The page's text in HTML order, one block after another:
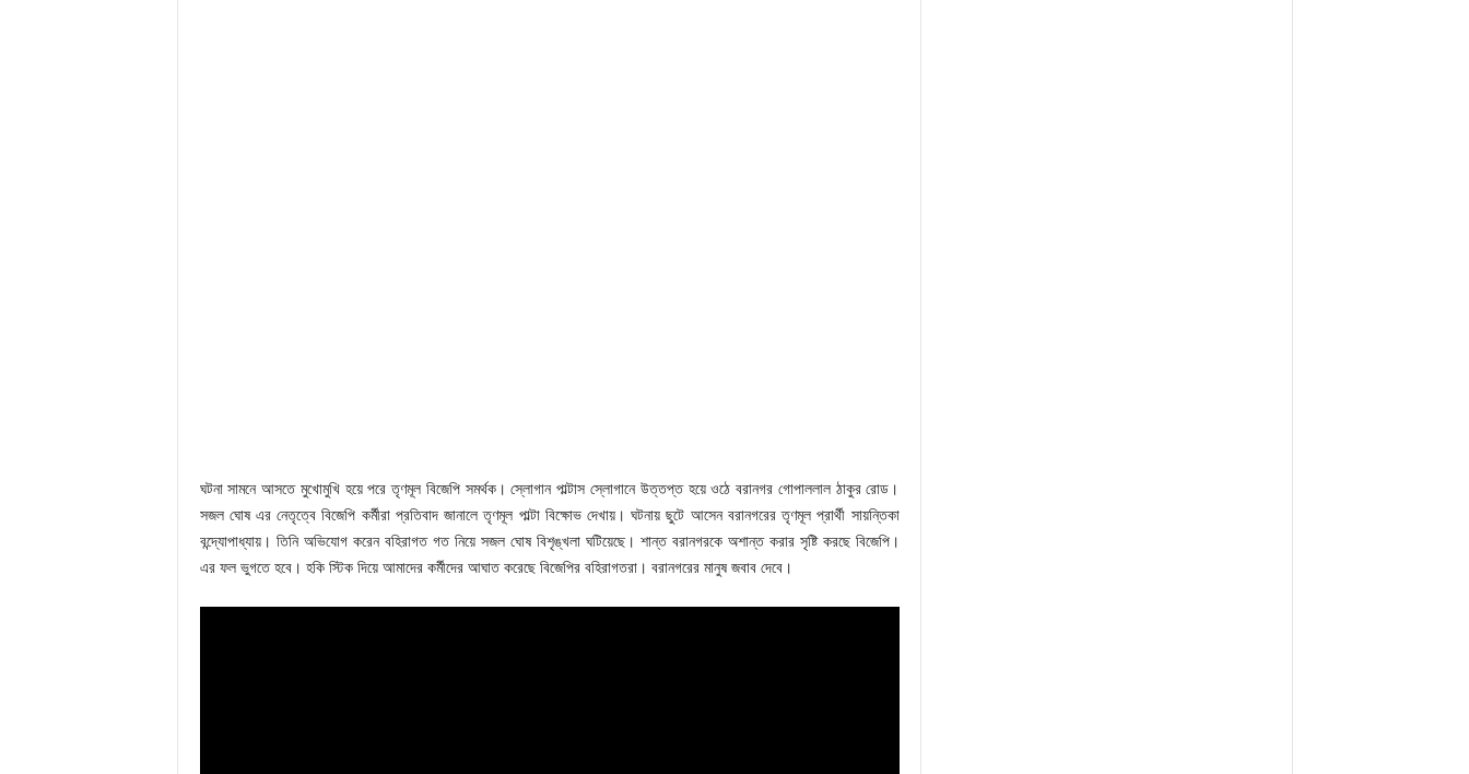
ঘটনা সামনে আসতে মুখোমুখি হয়ে পরে তৃণমূল বিজেপি সমর্থক। স্লোগান পাল্টাস স্লোগানে উত্তপ্ত হয়ে ওঠে বরানগর গোপাললাল ঠাকুর রোড।
সজল ঘোষ এর নেতৃত্বে বিজেপি কর্মীরা প্রতিবাদ জানালে তৃণমূল পাল্টা বিক্ষোভ দেখায়। ঘটনায় ছুটে আসেন বরানগরের তৃণমূল প্রার্থী সায়ন্তিকা
বন্দ্যোপাধ্যায়। তিনি অভিযোগ করেন বহিরাগত গত নিয়ে সজল ঘোষ বিশৃঙ্খলা ঘটিয়েছে। শান্ত বরানগরকে অশান্ত করার সৃষ্টি করছে বিজেপি।
এর ফল ভুগতে হবে। হকি স্টিক দিয়ে আমাদের কর্মীদের আঘাত করেছে বিজেপির বহিরাগতরা। বরানগরের মানুষ জবাব দেবে।